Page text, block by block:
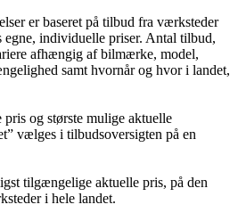
er baseret på tilbud fra værksteder
individuelle priser. Antal tilbud,
afhængig af bilmærke, model,
samt hvornår og hvor i landet,
pris og største mulige aktuelle
vælges i tilbudsoversigten på en
tilgængelige aktuelle pris, på den
i hele landet.